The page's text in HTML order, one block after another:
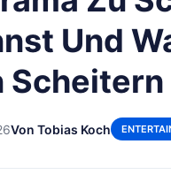
Und
Scheitern
Von Tobias Koch